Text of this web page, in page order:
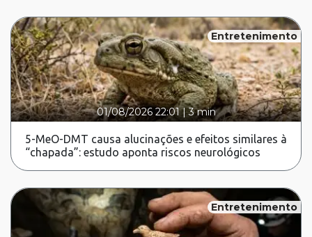
Entretenimento
01/08/2026 22:01|3 min
5-MeO-DMT causa alucinações e efeitos similares à
“chapada”: estudo aponta riscos neurológicos
Entretenimento